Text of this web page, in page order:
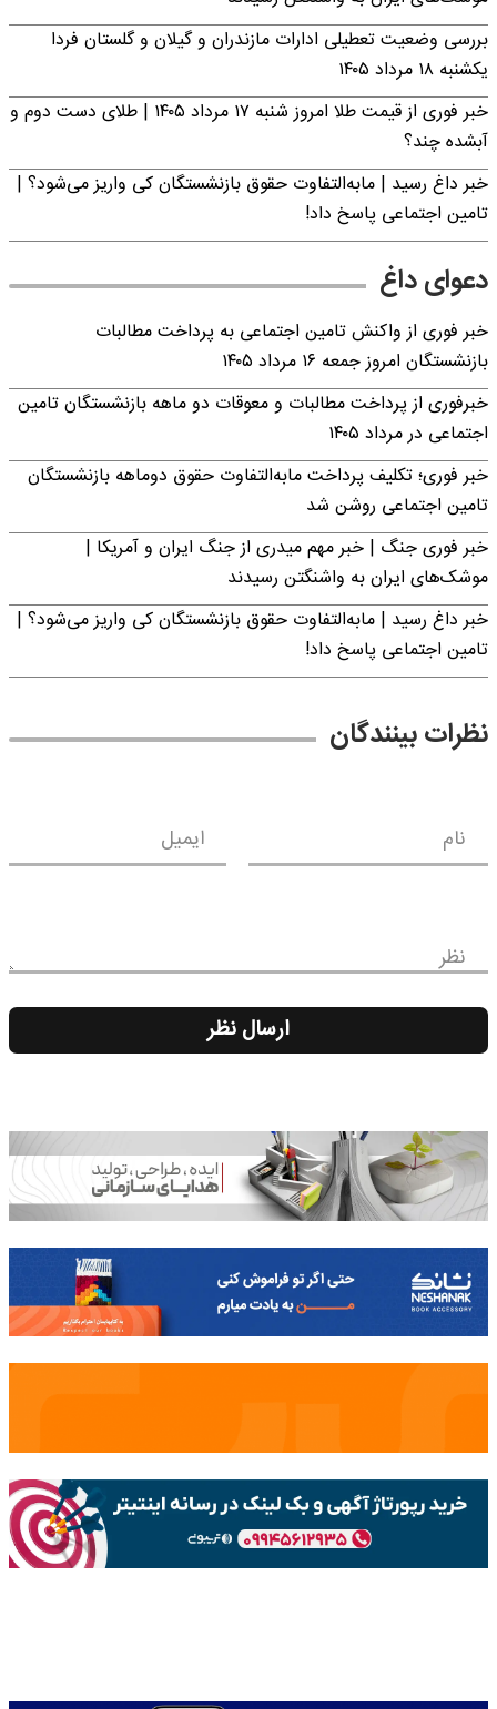
بررسی وضعیت تعطیلی ادارات مازندران و گیلان و گلستان فردا
یکشنبه ۱۸ مرداد ۱۴۰۵
خبر فوری از قیمت طلا امروز شنبه ۱۷ مرداد ۱۴۰۵ | طلای دست دوم و
آبشده چند؟
خبر داغ رسید | مابه‌التفاوت حقوق بازنشستگان کی واریز می‌شود؟ |
تامین اجتماعی پاسخ داد!
دعوای داغ
خبر فوری از واکنش تامین اجتماعی به پرداخت مطالبات
بازنشستگان امروز جمعه ۱۶ مرداد ۱۴۰۵
خبرفوری از پرداخت مطالبات و معوقات دو ماهه بازنشستگان تامین
اجتماعی در مرداد ۱۴۰۵
خبر فوری؛ تکلیف پرداخت مابه‌التفاوت حقوق دوماهه بازنشستگان
تامین اجتماعی روشن شد
خبر فوری جنگ | خبر مهم میدری از جنگ ایران و آمریکا |
موشک‌های ایران به واشنگتن رسیدند
خبر داغ رسید | مابه‌التفاوت حقوق بازنشستگان کی واریز می‌شود؟ |
تامین اجتماعی پاسخ داد!
نظرات بینندگان
نام ایمیل
نظر
ارسال نظر